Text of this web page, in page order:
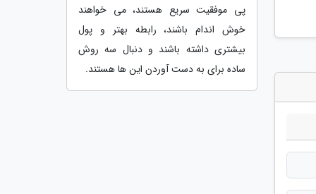
پی موفقیت سریع هستند، می خواهند
خوش اندام باشند، رابطه بهتر و پول
بیشتری داشته باشند و دنبال سه روش
ساده برای به دست آوردن این ها هستند.